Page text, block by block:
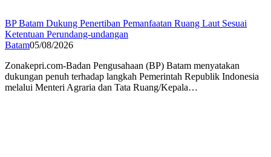
BP Batam Dukung Penertiban Pemanfaatan Ruang Laut Sesuai
Ketentuan Perundang-undangan
Batam05/08/2026
Zonakepri.com-Badan Pengusahaan (BP) Batam menyatakan
dukungan penuh terhadap langkah Pemerintah Republik Indonesia
melalui Menteri Agraria dan Tata Ruang/Kepala…